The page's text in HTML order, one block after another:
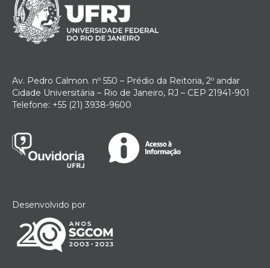
Av. Pedro Calmon. nº 550 – Prédio da Reitoria, 2º andar
Cidade Universitária – Rio de Janeiro, RJ – CEP 21941-901
Telefone: +55 (21) 3938-9600
Desenvolvido por